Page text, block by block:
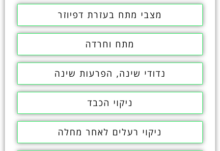
מצבי מתח בעזרת דפיוזר
מתח וחרדה
נדודי שינה, הפרעות שינה
ניקוי הכבד
ניקוי רעלים לאחר מחלה